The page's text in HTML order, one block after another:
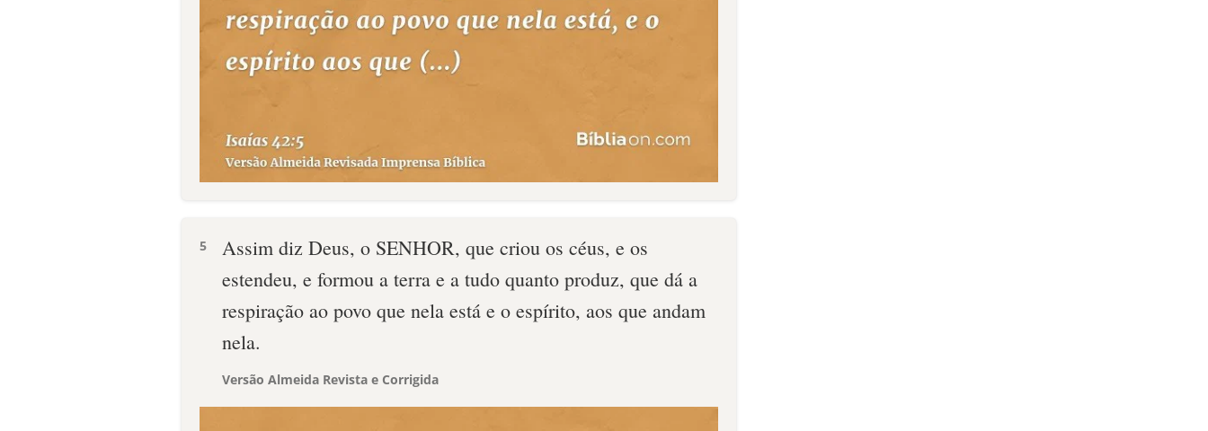
5
Assim diz Deus, o SENHOR, que criou os céus, e os
estendeu, e formou a terra e a tudo quanto produz, que dá a
respiração ao povo que nela está e o espírito, aos que andam
nela.
Versão Almeida Revista e Corrigida